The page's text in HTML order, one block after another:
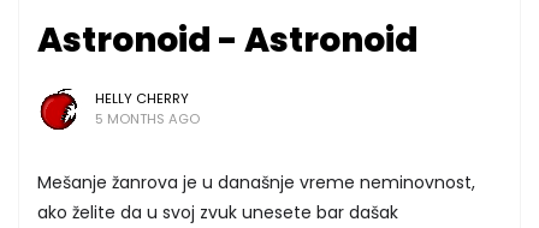
Astronoid - Astronoid
HELLY CHERRY
5 MONTHS AGO
Mešanje žanrova je u današnje vreme neminovnost,
ako želite da u svoj zvuk unesete bar dašak